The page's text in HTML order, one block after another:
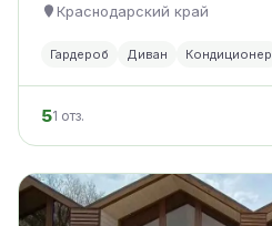
Краснодарский край
Гардероб Диван Кондиционер
51 отз.